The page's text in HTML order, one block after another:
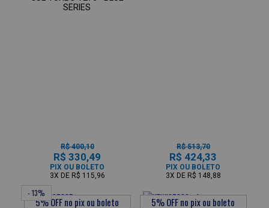
SERIES
R$ 400,10
R$ 330,49
PIX OU BOLETO
3X DE R$ 115,96
R$ 513,70
R$ 424,33
PIX OU BOLETO
3X DE R$ 148,88
- 13%